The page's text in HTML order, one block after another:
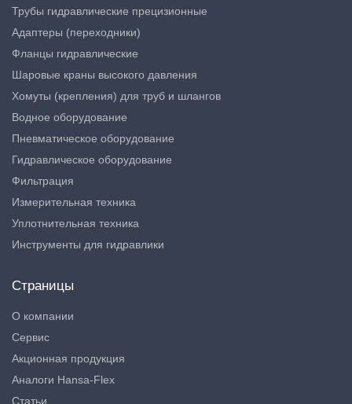
Трубы гидравлические прецизионные
Адаптеры (переходники)
Фланцы гидравлические
Шаровые краны высокого давления
Хомуты (крепления) для труб и шлангов
Водное оборудование
Пневматическое оборудование
Гидравлическое оборудование
Фильтрация
Измерительная техника
Уплотнительная техника
Инструменты для гидравлики
Страницы
О компании
Сервис
Акционная продукция
Аналоги Hansa-Flex
Статьи